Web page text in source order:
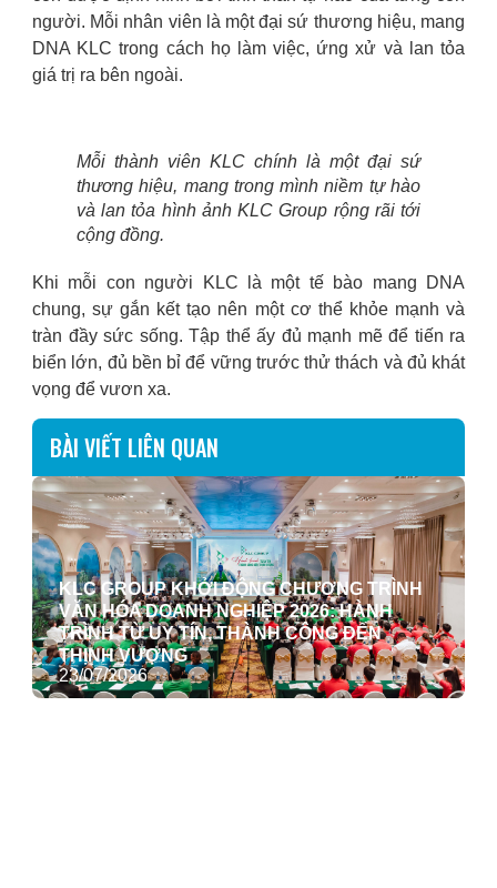
người. Mỗi nhân viên là một đại sứ thương hiệu, mang
DNA KLC trong cách họ làm việc, ứng xử và lan tỏa
giá trị ra bên ngoài.
Mỗi thành viên KLC chính là một đại sứ
thương hiệu, mang trong mình niềm tự hào
và lan tỏa hình ảnh KLC Group rộng rãi tới
cộng đồng.
Khi mỗi con người KLC là một tế bào mang DNA
chung, sự gắn kết tạo nên một cơ thể khỏe mạnh và
tràn đầy sức sống. Tập thể ấy đủ mạnh mẽ để tiến ra
biển lớn, đủ bền bỉ để vững trước thử thách và đủ khát
vọng để vươn xa.
BÀI VIẾT LIÊN QUAN
KLC GROUP KHỞI ĐỘNG CHƯƠNG TRÌNH
VĂN HÓA DOANH NGHIỆP 2026: HÀNH
TRÌNH TỪ UY TÍN, THÀNH CÔNG ĐẾN
THỊNH VƯỢNG
23/07/2026